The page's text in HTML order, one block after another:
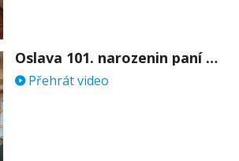
Oslava 101. narozenin paní Věry Skořepové
Přehrát video